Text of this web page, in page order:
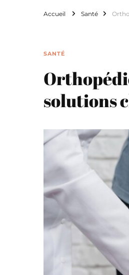
Accueil Santé
SANTÉ
solutions